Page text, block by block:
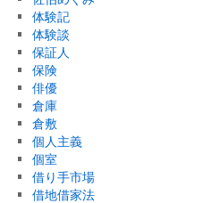
体験記
体験談
保証人
保険
俳優
倉庫
倉敷
個人主義
個室
借り手市場
借地借家法